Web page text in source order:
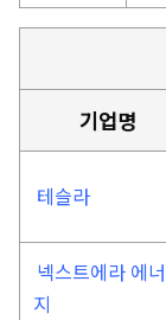
기업명
테슬라
넥스트에라 에너
지